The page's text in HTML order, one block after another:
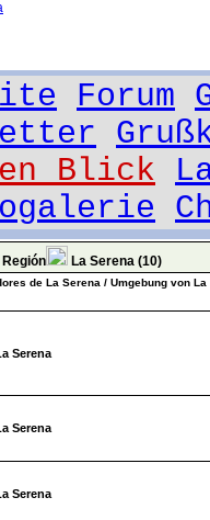
Forum
Blick
Región La Serena (10)
de La Serena / Umgebung von La
Serena
Serena
Serena